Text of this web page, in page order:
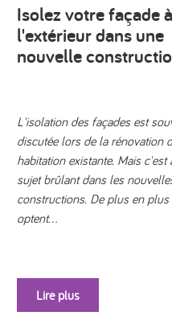
Isolez votre façade à
l'extérieur dans une
nouvelle
L'isolation des façades est
discutée lors de la rénovation
habitation existante. Mais c'est
sujet brûlant dans les
constructions. De plus en plus
optent...
Lire plus